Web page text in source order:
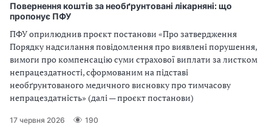
Повернення коштів за необґрунтовані лікарняні: що
пропонує ПФУ
ПФУ оприлюднив проєкт постанови «Про затвердження
Порядку надсилання повідомлення про виявлені порушення,
вимоги про компенсацію суми страхової виплати за листком
непрацездатності, сформованим на підставі
необґрунтованого медичного висновку про тимчасову
непрацездатність» (далі — проєкт постанови)
17 червня 2026 190